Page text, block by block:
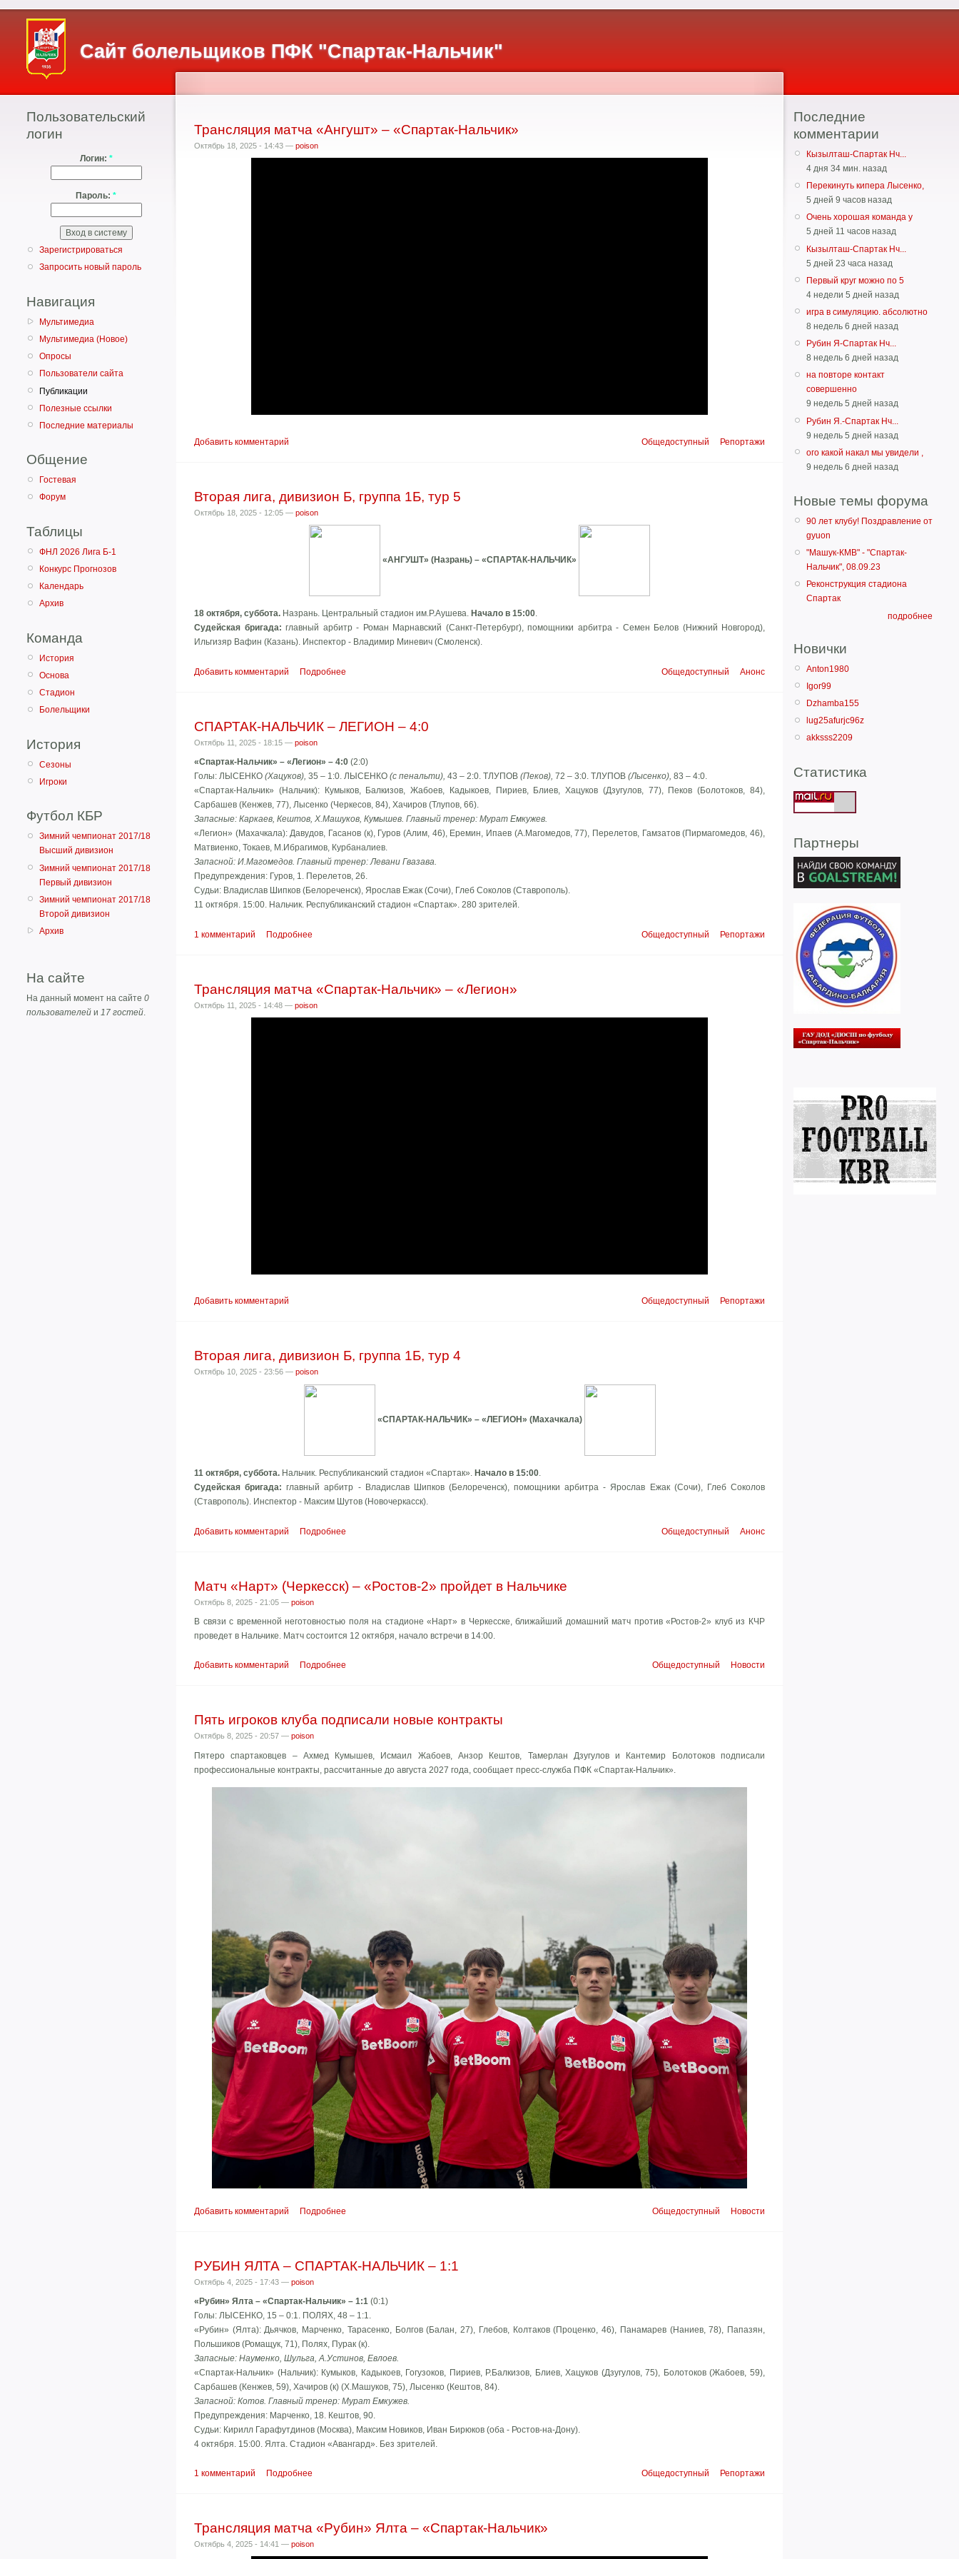
Сайт болельщиков ПФК "Спартак-Нальчик"
Пользовательский
логин
Логин: *
Пароль: *
Зарегистрироваться
Запросить новый пароль
Навигация
Мультимедиа
Мультимедиа (Новое)
Опросы
Пользователи сайта
Публикации
Полезные ссылки
Последние материалы
Общение
Гостевая
Форум
Таблицы
ФНЛ 2026 Лига Б-1
Конкурс Прогнозов
Календарь
Архив
Команда
История
Основа
Стадион
Болельщики
История
Сезоны
Игроки
Футбол КБР
Зимний чемпионат 2017/18
Высший дивизион
Зимний чемпионат 2017/18
Первый дивизион
Зимний чемпионат 2017/18
Второй дивизион
Архив
На сайте
На данный момент на сайте 0
пользователей и 17 гостей.
Трансляция матча «Ангушт» – «Спартак-Нальчик»
Октябрь 18, 2025 - 14:43 — poison
Общедоступный Репортажи
Добавить комментарий
Вторая лига, дивизион Б, группа 1Б, тур 5
Октябрь 18, 2025 - 12:05 — poison
«АНГУШТ» (Назрань) – «СПАРТАК-НАЛЬЧИК»
18 октября, суббота. Назрань. Центральный стадион им.Р.Аушева. Начало в 15:00.
Судейская бригада: главный арбитр - Роман Марнавский (Санкт-Петербург), помощники арбитра - Семен Белов (Нижний Новгород),
Ильгизяр Вафин (Казань). Инспектор - Владимир Миневич (Смоленск).
Общедоступный Анонс
Добавить комментарий Подробнее
СПАРТАК-НАЛЬЧИК – ЛЕГИОН – 4:0
Октябрь 11, 2025 - 18:15 — poison
«Спартак-Нальчик» – «Легион» – 4:0 (2:0)
Голы: ЛЫСЕНКО (Хацуков), 35 – 1:0. ЛЫСЕНКО (с пенальти), 43 – 2:0. ТЛУПОВ (Пеков), 72 – 3:0. ТЛУПОВ (Лысенко), 83 – 4:0.
«Спартак-Нальчик» (Нальчик): Кумыков, Балкизов, Жабоев, Кадыкоев, Пириев, Блиев, Хацуков (Дзугулов, 77), Пеков (Болотоков, 84),
Сарбашев (Кенжев, 77), Лысенко (Черкесов, 84), Хачиров (Тлупов, 66).
Запасные: Каркаев, Кештов, Х.Машуков, Кумышев. Главный тренер: Мурат Емкужев.
«Легион» (Махачкала): Давудов, Гасанов (к), Гуров (Алим, 46), Еремин, Ипаев (А.Магомедов, 77), Перелетов, Гамзатов (Пирмагомедов, 46),
Матвиенко, Токаев, М.Ибрагимов, Курбаналиев.
Запасной: И.Магомедов. Главный тренер: Левани Гвазава.
Предупреждения: Гуров, 1. Перелетов, 26.
Судьи: Владислав Шипков (Белореченск), Ярослав Ежак (Сочи), Глеб Соколов (Ставрополь).
11 октября. 15:00. Нальчик. Республиканский стадион «Спартак». 280 зрителей.
Общедоступный Репортажи
1 комментарий Подробнее
Трансляция матча «Спартак-Нальчик» – «Легион»
Октябрь 11, 2025 - 14:48 — poison
Общедоступный Репортажи
Добавить комментарий
Вторая лига, дивизион Б, группа 1Б, тур 4
Октябрь 10, 2025 - 23:56 — poison
«СПАРТАК-НАЛЬЧИК» – «ЛЕГИОН» (Махачкала)
11 октября, суббота. Нальчик. Республиканский стадион «Спартак». Начало в 15:00.
Судейская бригада:главный арбитр - Владислав Шипков (Белореченск), помощники арбитра - Ярослав Ежак (Сочи), Глеб Соколов
(Ставрополь). Инспектор - Максим Шутов (Новочеркасск).
Общедоступный Анонс
Добавить комментарий Подробнее
Матч «Нарт» (Черкесск) – «Ростов-2» пройдет в Нальчике
Октябрь 8, 2025 - 21:05 — poison
В связи с временной неготовностью поля на стадионе «Нарт» в Черкесске, ближайший домашний матч против «Ростов-2» клуб из КЧР
проведет в Нальчике. Матч состоится 12 октября, начало встречи в 14:00.
Общедоступный Новости
Добавить комментарий Подробнее
Пять игроков клуба подписали новые контракты
Октябрь 8, 2025 - 20:57 — poison
Пятеро спартаковцев – Ахмед Кумышев, Исмаил Жабоев, Анзор Кештов, Тамерлан Дзугулов и Кантемир Болотоков подписали
профессиональные контракты, рассчитанные до августа 2027 года, сообщает пресс-служба ПФК «Спартак-Нальчик».
Общедоступный Новости
Добавить комментарий Подробнее
РУБИН ЯЛТА – СПАРТАК-НАЛЬЧИК – 1:1
Октябрь 4, 2025 - 17:43 — poison
«Рубин» Ялта – «Спартак-Нальчик» – 1:1 (0:1)
Голы: ЛЫСЕНКО, 15 – 0:1. ПОЛЯХ, 48 – 1:1.
«Рубин» (Ялта): Дьячков, Марченко, Тарасенко, Болгов (Балан, 27), Глебов, Колтаков (Проценко, 46), Панамарев (Наниев, 78), Папазян,
Польшиков (Ромащук, 71), Полях, Пурак (к).
Запасные: Науменко, Шульга, А.Устинов, Евлоев.
«Спартак-Нальчик» (Нальчик): Кумыков, Кадыкоев, Гогузоков, Пириев, Р.Балкизов, Блиев, Хацуков (Дзугулов, 75), Болотоков (Жабоев, 59),
Сарбашев (Кенжев, 59), Хачиров (к) (Х.Машуков, 75), Лысенко (Кештов, 84).
Запасной: Котов. Главный тренер: Мурат Емкужев.
Предупреждения: Марченко, 18. Кештов, 90.
Судьи: Кирилл Гарафутдинов (Москва), Максим Новиков, Иван Бирюков (оба - Ростов-на-Дону).
4 октября. 15:00. Ялта. Стадион «Авангард». Без зрителей.
Общедоступный Репортажи
1 комментарий Подробнее
Трансляция матча «Рубин» Ялта – «Спартак-Нальчик»
Октябрь 4, 2025 - 14:41 — poison
Последние
комментарии
Кызылташ-Спартак Нч...
4 дня 34 мин. назад
Перекинуть кипера Лысенко,
5 дней 9 часов назад
Очень хорошая команда у
5 дней 11 часов назад
Кызылташ-Спартак Нч...
5 дней 23 часа назад
Первый круг можно по 5
4 недели 5 дней назад
игра в симуляцию. абсолютно
8 недель 6 дней назад
Рубин Я-Спартак Нч...
8 недель 6 дней назад
на повторе контакт
совершенно
9 недель 5 дней назад
Рубин Я.-Спартак Нч...
9 недель 5 дней назад
ого какой накал мы увидели ,
9 недель 6 дней назад
Новые темы форума
90 лет клубу! Поздравление от
gyuon
"Машук-КМВ" - "Спартак-
Нальчик", 08.09.23
Реконструкция стадиона
Спартак
подробнее
Новички
Anton1980
Igor99
Dzhamba155
lug25afurjc96z
akksss2209
Статистика
Партнеры